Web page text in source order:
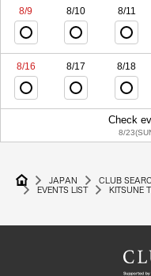
8/9 8/10 8/11
8/16 8/17 8/18
Check
8/
JAPAN CLUB
EVENTS LIST
KITSUNE